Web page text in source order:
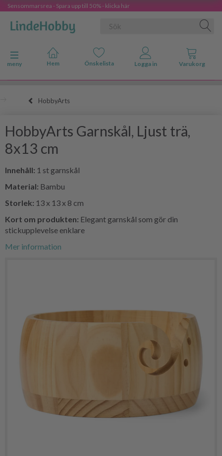
Sensommarsrea - Spara upp till 50% - klicka här
Ändra navigering
meny
HobbyArts
HobbyArts Garnskål, Ljust trä,
8x13 cm
Innehåll: 1 st garnskål
Material: Bambu
Storlek: 13 x 13 x 8 cm
Kort om produkten: Elegant garnskål som gör din
stickupplevelse enklare
Mer information